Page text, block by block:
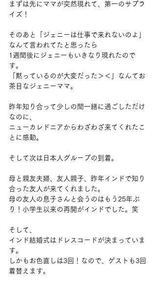
まずは先にママが突然現れて、第一のサプラ
イズ！
そのあと「ジェニーは仕事で来れないのよ」
なんて言われてたと思ったら
1週間後にジェニーもいきなり現れたので
す。
「黙っているのが大変だった＞＜」なんてお
茶目なジェニーママ。
昨年知り合って少しの間一緒に過ごしただけ
なのに、
ニューカレドニアからわざわざ来てくれたこ
とに感動。
そして次は日本人グループの到着。
母と親友夫婦、友人親子、昨年インドで知り
合った友人が来てくれました。
母の友人の息子さんと会うのはもう25年ぶ
り！小学生以来の再開がインドでした。笑
そして、
インド結婚式はドレスコードが決まっていま
す。
しかもお色直しは3回！なので、ゲストも3回
着替えます。